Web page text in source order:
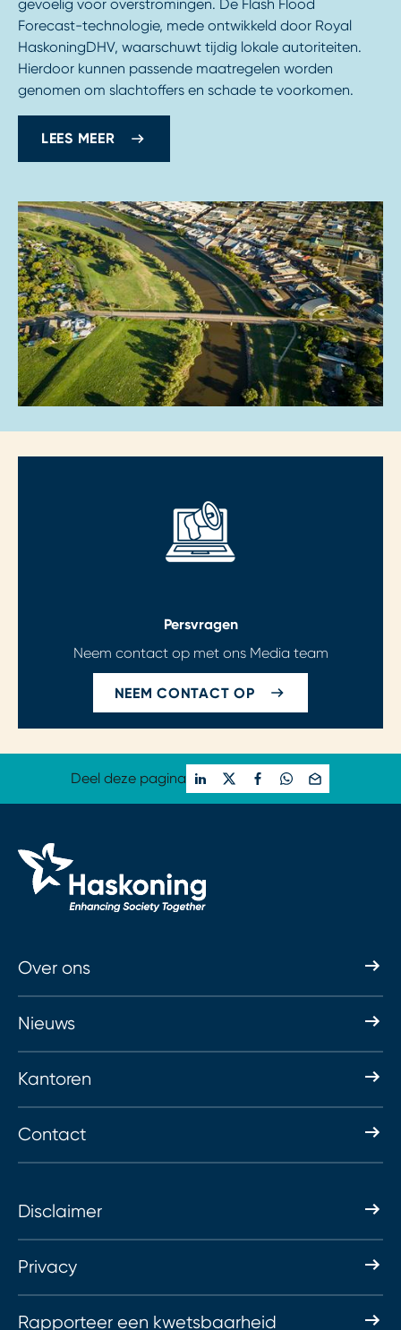
gevoelig voor overstromingen. De Flash Flood
Forecast-technologie, mede ontwikkeld door Royal
HaskoningDHV, waarschuwt tijdig lokale autoriteiten.
Hierdoor kunnen passende maatregelen worden
genomen om slachtoffers en schade te voorkomen.
LEES MEER
Persvragen
Neem contact op met ons Media team
NEEM CONTACT OP
Deel deze pagina
Over ons
Nieuws
Kantoren
Contact
Disclaimer
Privacy
Rapporteer een kwetsbaarheid